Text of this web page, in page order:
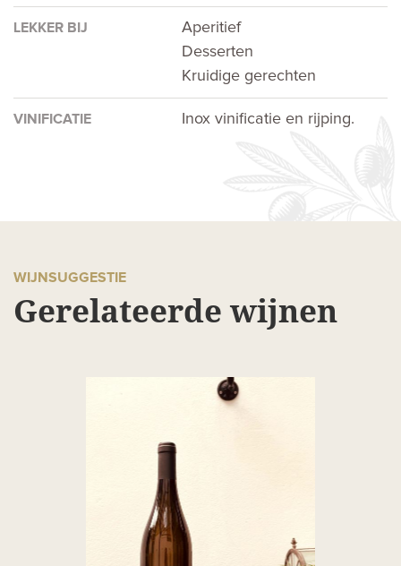
LEKKER BIJ
Aperitief
Desserten
Kruidige gerechten
VINIFICATIE Inox vinificatie en rijping.
WIJNSUGGESTIE
Gerelateerde wijnen